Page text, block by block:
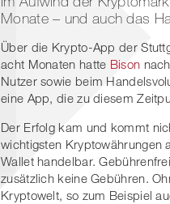
Monate – und auch das
Über die Krypto-App der
acht Monaten hatte Bison
Nutzer sowie beim
eine App, die zu diesem
Der Erfolg kam und kommt
wichtigsten Kryptowährungen
Wallet handelbar.
zusätzlich keine Gebühren.
Kryptowelt, so zum Beispiel